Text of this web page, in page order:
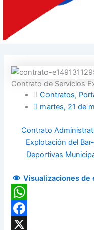
Contrato de Servicios
Contratos,
martes, 21 de
Contrato
Explotación del
Deportivas
Visualizaciones de
WhatsApp
Facebook